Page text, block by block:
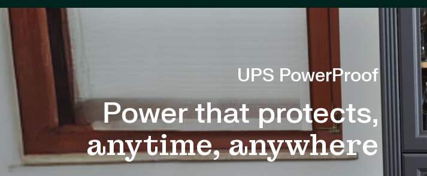
UPS PowerProof
Power that protects,
anytime, anywhere